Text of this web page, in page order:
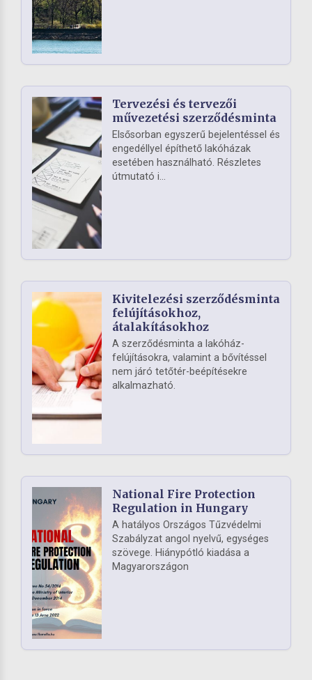
Tervezési és tervezői
művezetési szerződésminta
Elsősorban egyszerű bejelentéssel és
engedéllyel építhető lakóházak
esetében használható. Részletes
útmutató i...
Kivitelezési szerződésminta
felújításokhoz,
átalakításokhoz
A szerződésminta a lakóház-
felújításokra, valamint a bővítéssel
nem járó tetőtér-beépítésekre
alkalmazható.
National Fire Protection
Regulation in Hungary
A hatályos Országos Tűzvédelmi
Szabályzat angol nyelvű, egységes
szövege. Hiánypótló kiadása a
Magyarországon